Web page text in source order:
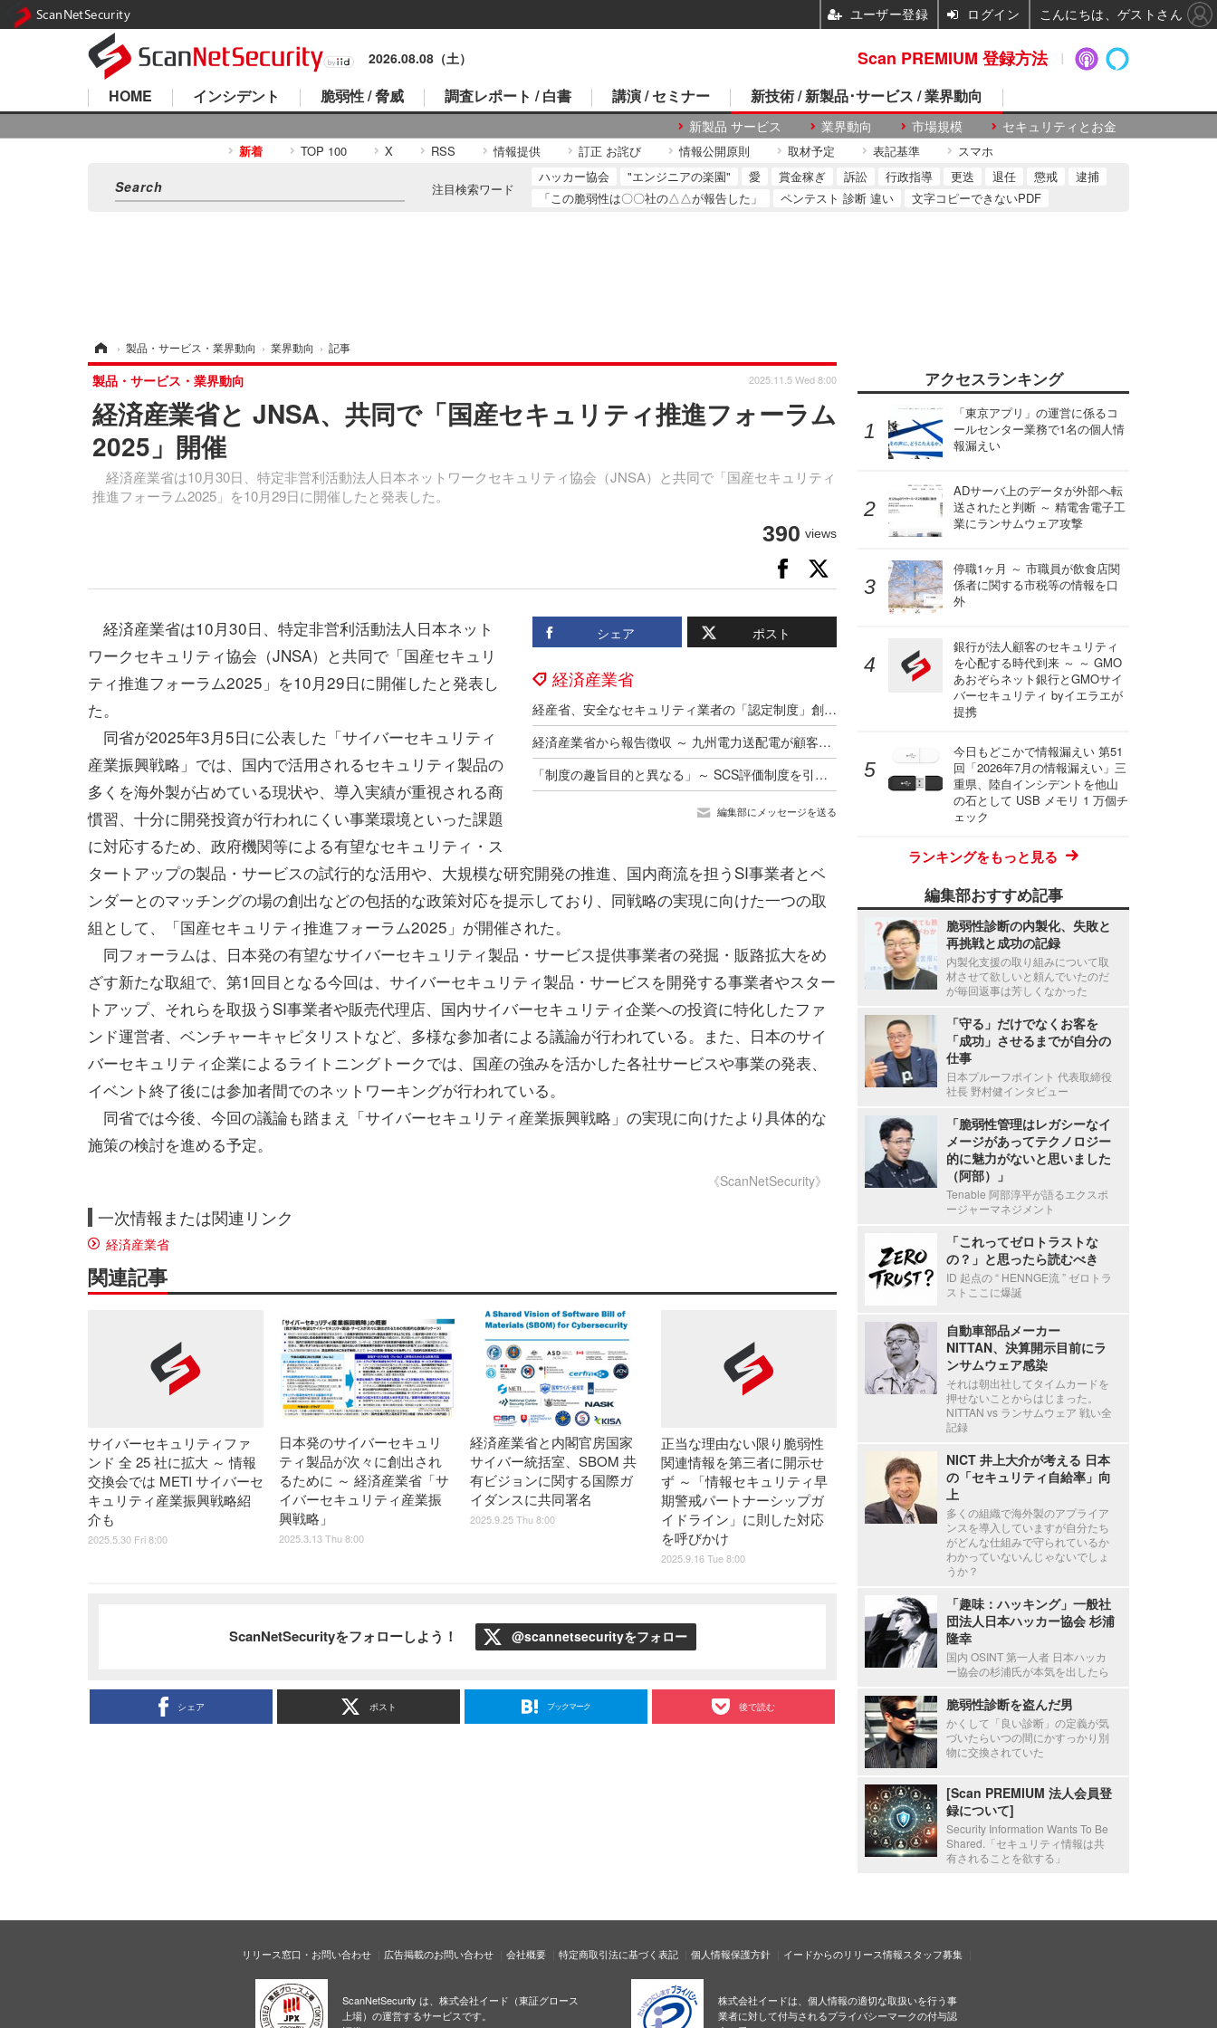
2026.08.08（土）
HOME インシデント 脆弱性 / 脅威 調査レポート / 白書 講演 / セミナー 新技術 / 新製品･サービス / 業界動向
新製品 サービス 業界動向 市場規模 セキュリティとお金
新着 TOP 100 X RSS 情報提供 訂正 お詫び 情報公開原則 取材予定 表記基準 スマホ
注目検索ワード
ハッカー協会 "エンジニアの楽園" 愛 賞金稼ぎ 訴訟 行政指導 更迭 退任 懲戒
逮捕
「この脆弱性は〇〇社の△△が報告した」
ペンテスト 診断 違い 文字コピーできないPDF
› 製品・サービス・業界動向 › 業界動向 › 記事
経済産業省と JNSA、共同で「国産セキュリティ推進フォーラム
2025」開催
経済産業省は10月30日、特定非営利活動法人日本ネットワークセキュリティ協会（JNSA）と共同で「国産セキュリティ
推進フォーラム2025」を10月29日に開催したと発表した。
製品・サービス・業界動向 2025.11.5 Wed 8:00
390 views
シェア ポスト
経済産業省
経産省、安全なセキュリティ業者の「認定制度」創設へ 2027年度運用開始を目指す
経済産業省から報告徴収 ～ 九州電力送配電が顧客情報を保存した外部記憶媒体が所在不明に
「制度の趣旨目的と異なる」～ SCS評価制度を引き合いにしたセキュリティ製品の営業活動に経産省が注意喚起
編集部にメッセージを送る
経済産業省は10月30日、特定非営利活動法人日本ネット
ワークセキュリティ協会（JNSA）と共同で「国産セキュリ
ティ推進フォーラム2025」を10月29日に開催したと発表し
た。
同省が2025年3月5日に公表した「サイバーセキュリティ
産業振興戦略」では、国内で活用されるセキュリティ製品の
多くを海外製が占めている現状や、導入実績が重視される商
慣習、十分に開発投資が行われにくい事業環境といった課題
に対応するため、政府機関等による有望なセキュリティ・ス
タートアップの製品・サービスの試行的な活用や、大規模な研究開発の推進、国内商流を担うSI事業者とベ
ンダーとのマッチングの場の創出などの包括的な政策対応を提示しており、同戦略の実現に向けた一つの取
組として、「国産セキュリティ推進フォーラム2025」が開催された。
同フォーラムは、日本発の有望なサイバーセキュリティ製品・サービス提供事業者の発掘・販路拡大をめ
ざす新たな取組で、第1回目となる今回は、サイバーセキュリティ製品・サービスを開発する事業者やスター
トアップ、それらを取扱うSI事業者や販売代理店、国内サイバーセキュリティ企業への投資に特化したファ
ンド運営者、ベンチャーキャピタリストなど、多様な参加者による議論が行われている。また、日本のサイ
バーセキュリティ企業によるライトニングトークでは、国産の強みを活かした各社サービスや事業の発表、
イベント終了後には参加者間でのネットワーキングが行われている。
同省では今後、今回の議論も踏まえ「サイバーセキュリティ産業振興戦略」の実現に向けたより具体的な
施策の検討を進める予定。
《ScanNetSecurity》
一次情報または関連リンク
経済産業省
関連記事
サイバーセキュリティファ
ンド 全 25 社に拡大 ～ 情報
交換会では METI サイバーセ
キュリティ産業振興戦略紹
介も
2025.5.30 Fri 8:00
日本発のサイバーセキュリ
ティ製品が次々に創出され
るために ～ 経済産業省「サ
イバーセキュリティ産業振
興戦略」
2025.3.13 Thu 8:00
経済産業省と内閣官房国家
サイバー統括室、SBOM 共
有ビジョンに関する国際ガ
イダンスに共同署名
2025.9.25 Thu 8:00
正当な理由ない限り脆弱性
関連情報を第三者に開示せ
ず ～「情報セキュリティ早
期警戒パートナーシップガ
イドライン」に則した対応
を呼びかけ
2025.9.16 Tue 8:00
ScanNetSecurityをフォローしよう！ @scannetsecurityをフォロー
シェア ポスト ブックマーク 後で読む
アクセスランキング
「東京アプリ」の運営に係るコ
ールセンター業務で1名の個人情
報漏えい
ADサーバ上のデータが外部へ転
送されたと判断 ～ 精電舎電子工
業にランサムウェア攻撃
停職1ヶ月 ～ 市職員が飲食店関
係者に関する市税等の情報を口
外
銀行が法人顧客のセキュリティ
を心配する時代到来 ～ ～ GMO
あおぞらネット銀行とGMOサイ
バーセキュリティ byイエラエが
提携
今日もどこかで情報漏えい 第51
回「2026年7月の情報漏えい」三
重県、陸自インシデントを他山
の石として USB メモリ 1 万個チ
ェック
ランキングをもっと見る
編集部おすすめ記事
脆弱性診断の内製化、失敗と
再挑戦と成功の記録
内製化支援の取り組みについて取
材させて欲しいと頼んでいたのだ
が毎回返事は芳しくなかった
「守る」だけでなくお客を
「成功」させるまでが自分の
仕事
日本プルーフポイント 代表取締役
社長 野村健インタビュー
「脆弱性管理はレガシーなイ
メージがあってテクノロジー
的に魅力がないと思いました
（阿部）」
Tenable 阿部淳平が語るエクスポ
ージャーマネジメント
「これってゼロトラストな
の？」と思ったら読むべき
ID 起点の “ HENNGE流 ” ゼロトラ
ストここに爆誕
自動車部品メーカー
NITTAN、決算開示目前にラ
ンサムウェア感染
それは朝出社してタイムカードを
押せないことからはじまった。
NITTAN vs ランサムウェア 戦い全
記録
NICT 井上大介が考える 日本
の「セキュリティ自給率」向
上
多くの組織で海外製のアプライア
ンスを導入していますが自分たち
がどんな仕組みで守られているか
わかっていないんじゃないでしょ
うか？
「趣味：ハッキング」一般社
団法人日本ハッカー協会 杉浦
隆幸
国内 OSINT 第一人者 日本ハッカ
ー協会の杉浦氏が本気を出したら
脆弱性診断を盗んだ男
かくして「良い診断」の定義が気
づいたらいつの間にかすっかり別
物に交換されていた
[Scan PREMIUM 法人会員登
録について]
Security Information Wants To Be
Shared.「セキュリティ情報は共
有されることを欲する」
リリース窓口・お問い合わせ 広告掲載のお問い合わせ 会社概要 特定商取引法に基づく表記 個人情報保護方針 イードからのリリース情報スタッフ募集
ScanNetSecurity は、株式会社イード（東証グロース
上場）の運営するサービスです。
株式会社イードは、個人情報の適切な取扱いを行う事
業者に対して付与されるプライバシーマークの付与認
Scan PREMIUM 登録方法
ScanNetSecurity ユーザー登録 ログイン こんにちは、ゲストさん